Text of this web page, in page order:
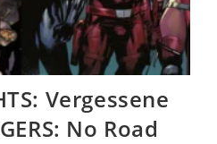
Vergessene
No Road